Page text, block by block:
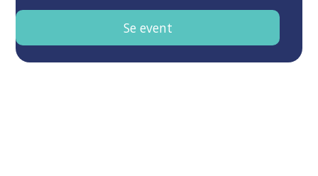
Se event